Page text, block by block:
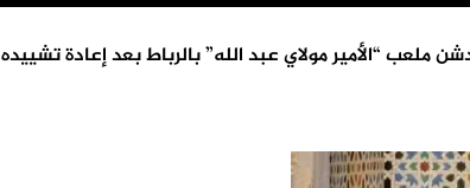
ملعب “الأمير مولاي عبد الله” بالرباط بعد إعادة تشييده